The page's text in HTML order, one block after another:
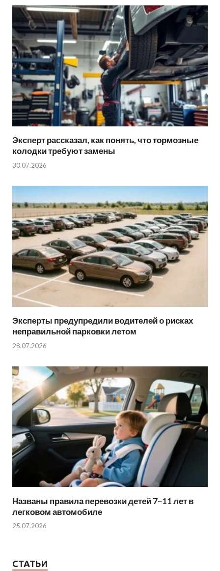
Эксперт рассказал, как понять, что тормозные
колодки требуют замены
30.07.2026
Эксперты предупредили водителей о рисках
неправильной парковки летом
28.07.2026
Названы правила перевозки детей 7–11 лет в
легковом автомобиле
25.07.2026
СТАТЬИ